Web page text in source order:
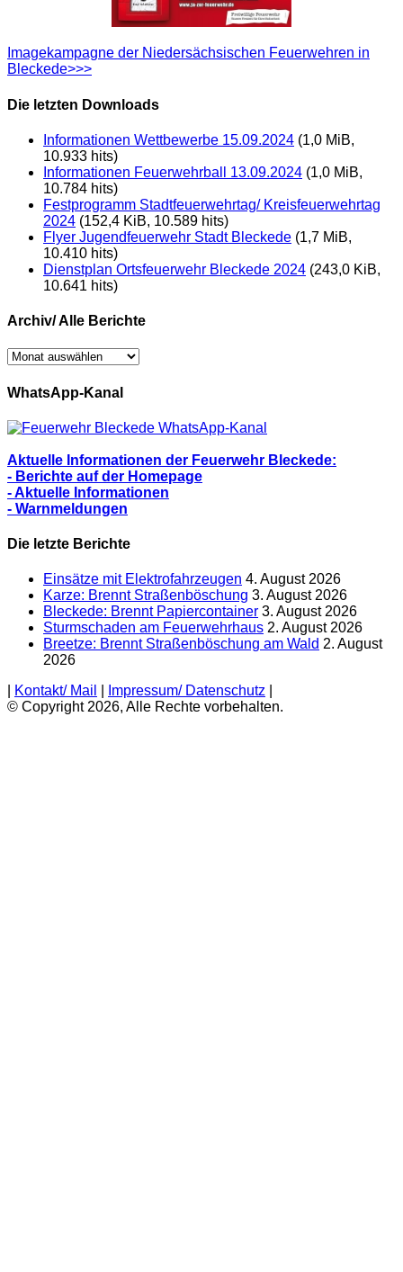
Imagekampagne der Niedersächsischen Feuerwehren in
Bleckede>>>
Die letzten Downloads
Informationen Wettbewerbe 15.09.2024 (1,0 MiB,
10.933 hits)
Informationen Feuerwehrball 13.09.2024 (1,0 MiB,
10.784 hits)
Festprogramm Stadtfeuerwehrtag/ Kreisfeuerwehrtag
2024 (152,4 KiB, 10.589 hits)
Flyer Jugendfeuerwehr Stadt Bleckede (1,7 MiB,
10.410 hits)
Dienstplan Ortsfeuerwehr Bleckede 2024 (243,0 KiB,
10.641 hits)
Archiv/ Alle Berichte
Archiv/
Berichte
WhatsApp-Kanal
Aktuelle Informationen der Feuerwehr Bleckede:
- Berichte auf der Homepage
- Aktuelle Informationen
- Warnmeldungen
Die letzte Berichte
Einsätze mit Elektrofahrzeugen 4. August 2026
Karze: Brennt Straßenböschung 3. August 2026
Bleckede: Brennt Papiercontainer 3. August 2026
Sturmschaden am Feuerwehrhaus 2. August 2026
Breetze: Brennt Straßenböschung am Wald 2. August
2026
Kontakt/ Mail Impressum/ Datenschutz
© Copyright 2026, Alle Rechte vorbehalten.